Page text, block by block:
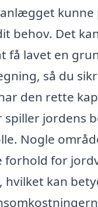
kunne
behov. Det
få lavet en
så du
den rette
spiller jordens
Nogle
forhold for
hvilket kan